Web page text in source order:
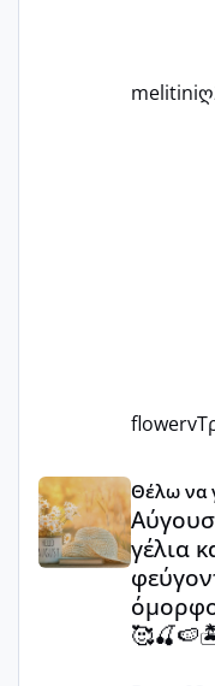
melitiniღ
flowerv
Αύγουστος ήρθε
Θέλω να
γέλια